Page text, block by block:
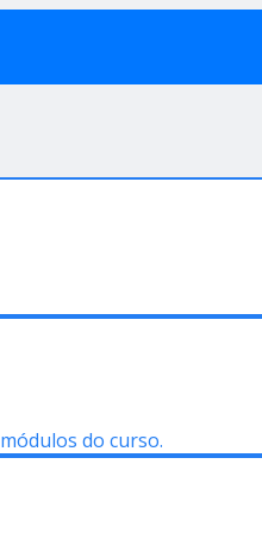
do curso.